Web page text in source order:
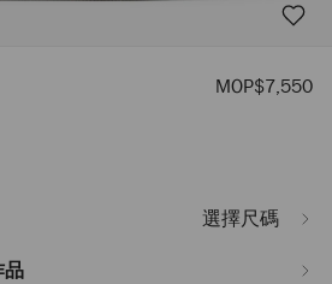
優
MOP$7,550
hy_MO/%E5%A5%B3%E5%A3%AB/
品
選擇尺碼